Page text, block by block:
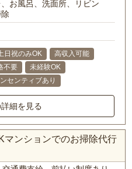
お風呂、洗面所、リビン
日祝のみOK
高収入可能
不要
未経験OK
センティブあり
細を見る
マンションでのお掃除代行